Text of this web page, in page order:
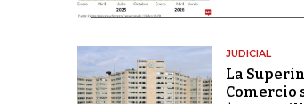
JUDICIAL
La
Comercio